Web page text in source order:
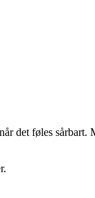
det føles sårbart.